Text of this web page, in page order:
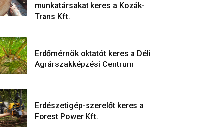
munkatársakat keres a Kozák-
Trans Kft.
Erdőmérnök oktatót keres a Déli
Agrárszakképzési Centrum
Erdészetigép-szerelőt keres a
Forest Power Kft.